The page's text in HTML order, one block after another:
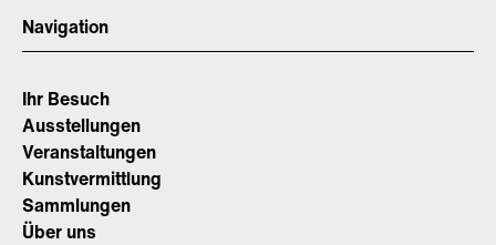
Navigation
Ihr Besuch
Ausstellungen
Veranstaltungen
Kunstvermittlung
Sammlungen
Über uns